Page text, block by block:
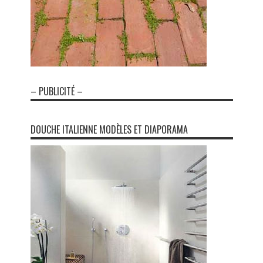
– PUBLICITÉ –
DOUCHE ITALIENNE MODÈLES ET DIAPORAMA